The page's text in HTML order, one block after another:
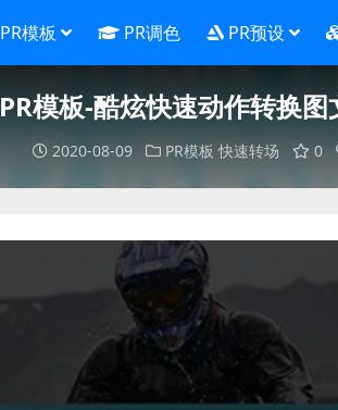
PR模板 PR调色 PR预设
PR模板-酷炫快速动作转换
2020-08-09 PR模板 快速转场 0